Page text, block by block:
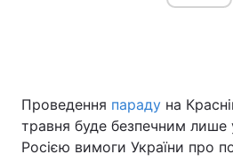
Україна
Проведення параду на
травня буде безпечним лише
Росією вимоги України про